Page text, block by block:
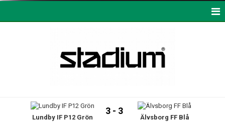
TRUPPENLundby IF P12 Grön
3 - 3
Älvsborg FF Blå